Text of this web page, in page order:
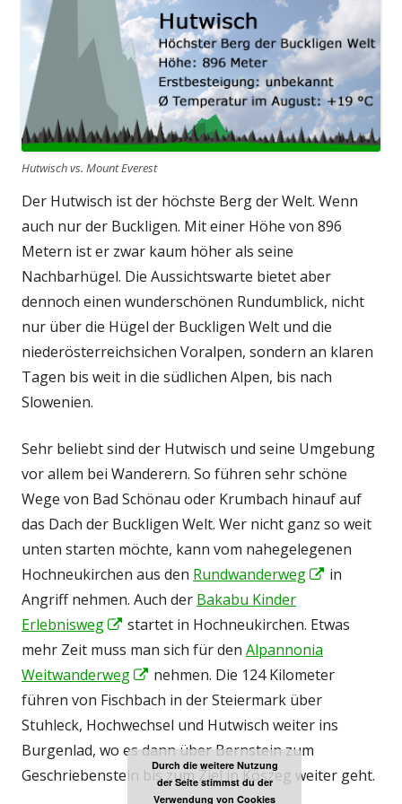
Hutwisch vs. Mount Everest
Der Hutwisch ist der höchste Berg der Welt. Wenn
auch nur der Buckligen. Mit einer Höhe von 896
Metern ist er zwar kaum höher als seine
Nachbarhügel. Die Aussichtswarte bietet aber
dennoch einen wunderschönen Rundumblick, nicht
nur über die Hügel der Buckligen Welt und die
niederösterreichsichen Voralpen, sondern an klaren
Tagen bis weit in die südlichen Alpen, bis nach
Slowenien.
Sehr beliebt sind der Hutwisch und seine Umgebung
vor allem bei Wanderern. So führen sehr schöne
Wege von Bad Schönau oder Krumbach hinauf auf
das Dach der Buckligen Welt. Wer nicht ganz so weit
unten starten möchte, kann vom nahegelegenen
Hochneukirchen aus den Rundwanderweg
In
Fenster
in
Angriff nehmen. Auch der Bakabu Kinder
Erlebnisweg
In
neuem
Fenster
öffnen
startet in Hochneukirchen. Etwas
mehr Zeit muss man sich für den Alpannonia
Weitwanderweg
In
neuem
Fenster
öffnen
nehmen. Die 124 Kilometer
führen von Fischbach in der Steiermark über
Stuhleck, Hochwechsel und Hutwisch weiter ins
Burgenlad, wo es dann über Bernstein zum
Geschriebenstein bis zum Ziel in Köszeg weiter geht.
Durch die weitere Nutzung
der Seite stimmst du der
Verwendung von Cookies